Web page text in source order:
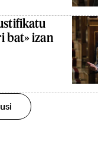
bat» izan